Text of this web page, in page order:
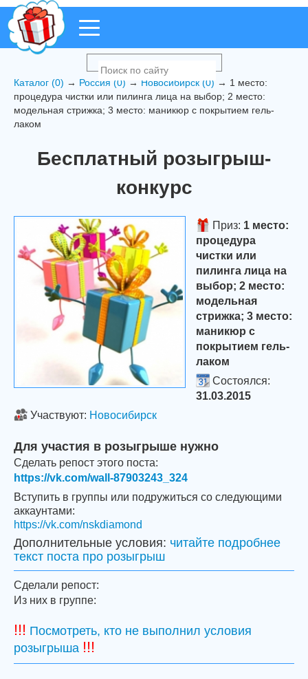
Каталог (0) → Россия (0) → Новосибирск (0) → 1 место:
процедура чистки или пилинга лица на выбор; 2 место:
модельная стрижка; 3 место: маникюр с покрытием гель-
лаком
Бесплатный розыгрыш-
конкурс
Приз: 1 место:
процедура
чистки или
пилинга лица на
выбор; 2 место:
модельная
стрижка; 3 место:
маникюр с
покрытием гель-
лаком
Состоялся:
31.03.2015
Участвуют: Новосибирск
Для участия в розыгрыше нужно
Сделать репост этого поста:
https://vk.com/wall-87903243_324
Вступить в группы или подружиться со следующими
аккаунтами:
https://vk.com/nskdiamond
Дополнительные условия: читайте подробнее
текст поста про розыгрыш
Сделали репост:
Из них в группе:
!!! Посмотреть, кто не выполнил условия
розыгрыша !!!